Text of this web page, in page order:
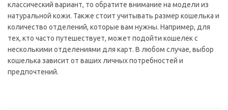
классический вариант, то обратите внимание на модели из
натуральной кожи. Также стоит учитывать размер кошелька и
количество отделений, которые вам нужны. Например, для
тех, кто часто путешествует, может подойти кошелек с
несколькими отделениями для карт. В любом случае, выбор
кошелька зависит от ваших личных потребностей и
предпочтений.